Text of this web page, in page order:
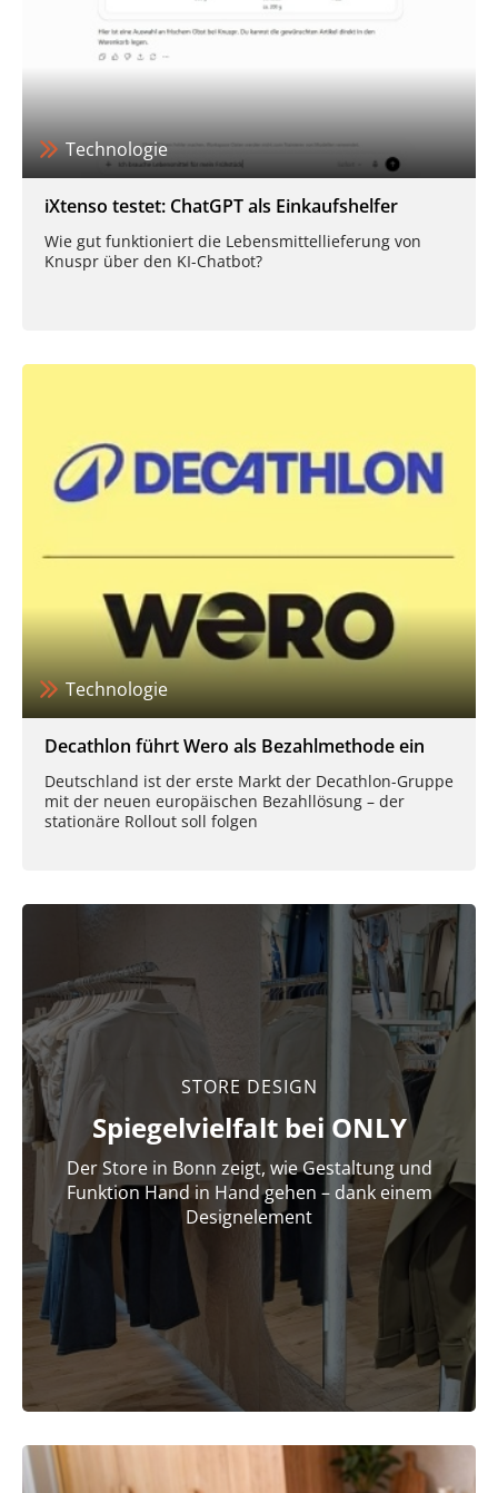
Technologie
iXtenso testet: ChatGPT als Einkaufshelfer
Wie gut funktioniert die Lebensmittellieferung von
Knuspr über den KI-Chatbot?
Technologie
Decathlon führt Wero als Bezahlmethode ein
Deutschland ist der erste Markt der Decathlon-Gruppe
mit der neuen europäischen Bezahllösung – der
stationäre Rollout soll folgen
STORE DESIGN
Spiegelvielfalt bei ONLY
Der Store in Bonn zeigt, wie Gestaltung und
Funktion Hand in Hand gehen – dank einem
Designelement